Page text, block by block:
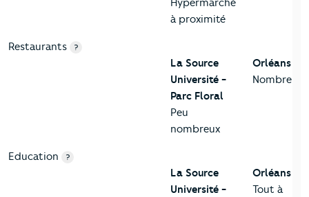
à proximité
Restaurants ?
La Source
Université -
Parc Floral
Peu
nombreux
Orléans
Nombreux
Education ?
La Source
Université -
Orléans
Tout à